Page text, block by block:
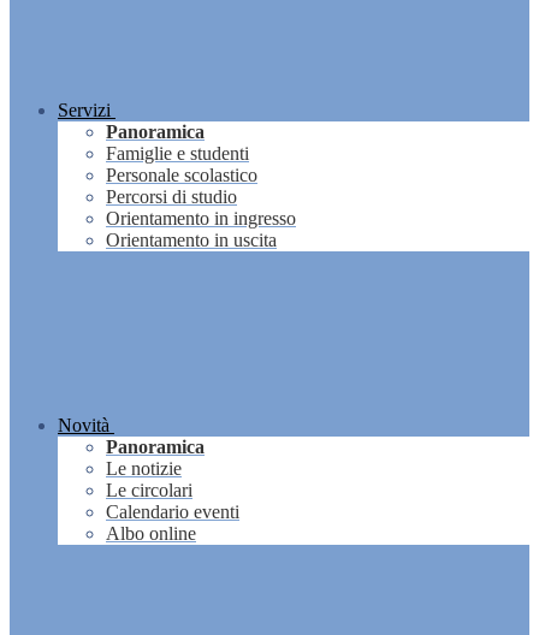
Servizi
Panoramica
Famiglie e studenti
Personale scolastico
Percorsi di studio
Orientamento in ingresso
Orientamento in uscita
Novità
Panoramica
Le notizie
Le circolari
Calendario eventi
Albo online